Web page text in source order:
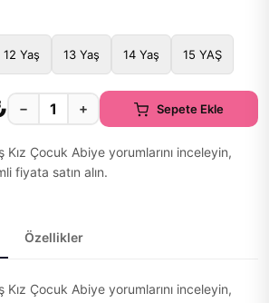
12 Yaş 13 Yaş 14 Yaş 15 YAŞ
− + Sepete Ekle
Çocuk Abiye yorumlarını inceleyin,
fiyata satın alın.
Özellikler
Çocuk Abiye yorumlarını inceleyin,